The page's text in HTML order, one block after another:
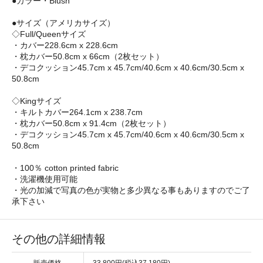
●サイズ（アメリカサイズ）
◇Full/Queenサイズ
・カバー228.6cm x 228.6cm
・枕カバー50.8cm x 66cm（2枚セット）
・デコクッション45.7cm x 45.7cm/40.6cm x 40.6cm/30.5cm x
50.8cm
◇Kingサイズ
・キルトカバー264.1cm x 238.7cm
・枕カバー50.8cm x 91.4cm（2枚セット）
・デコクッション45.7cm x 45.7cm/40.6cm x 40.6cm/30.5cm x
50.8cm
・100％ cotton printed fabric
・洗濯機使用可能
・光の加減で写真の色が実物と多少異なる事もありますのでご了
承下さい
その他の詳細情報